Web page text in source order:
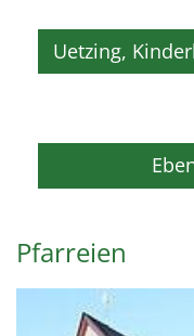
Uetzing,
Pfarreien